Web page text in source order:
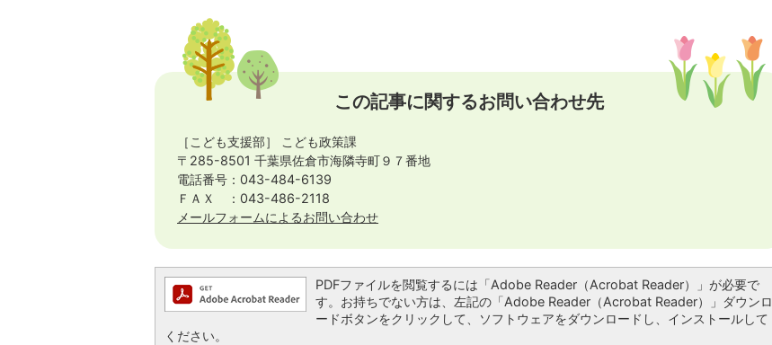
この記事に関するお問い合わせ先
［こども支援部］ こども政策課
〒285-8501 千葉県佐倉市海隣寺町９７番地
電話番号：043-484-6139
ＦＡＸ ：043-486-2118
メールフォームによるお問い合わせ
PDFファイルを閲覧するには「Adobe Reader（Acrobat Reader）」が必要で
す。お持ちでない方は、左記の「Adobe Reader（Acrobat Reader）」ダウンロ
ードボタンをクリックして、ソフトウェアをダウンロードし、インストールして
ください。